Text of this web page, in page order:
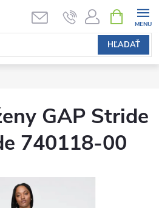
HĽADAŤ
KOŠÍK
GAP Stride
740118-00